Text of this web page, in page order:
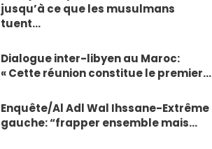
jusqu’à ce que les musulmans
tuent…
Dialogue inter-libyen au Maroc:
« Cette réunion constitue le premier…
Enquête/Al Adl Wal Ihssane-Extrême
gauche: “frapper ensemble mais…